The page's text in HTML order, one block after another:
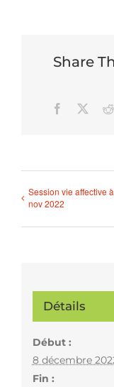
Share
Facebook
Session vie affective
nov 2022
Détails
Début :
8 décembre
Fin :